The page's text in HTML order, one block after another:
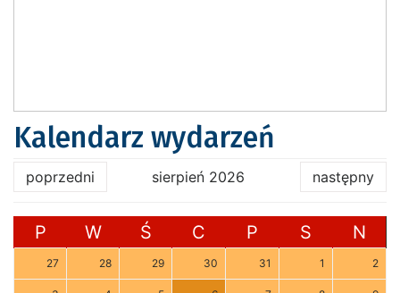
Kalendarz wydarzeń
poprzedni sierpień 2026 następny
P W Ś C P S N
27 28 29 30 31 1 2